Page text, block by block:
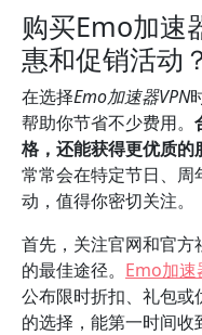
购买Emo加速
惠和促销活动
在选择Emo加速器VPN
帮助你节省不少费用。
格，还能获得更优质的
常常会在特定节日、
动，值得你密切关注。
首先，关注官网和官方
的最佳途径。 Emo加速
公布限时折扣、礼包
的选择，能第一时间收